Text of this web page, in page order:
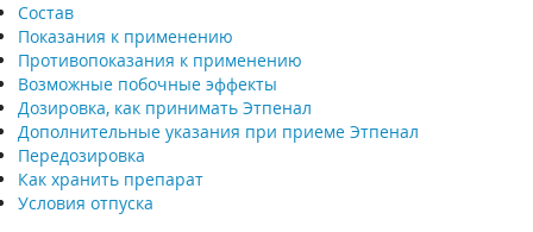
Состав
Показания к применению
Противопоказания к применению
Возможные побочные эффекты
Дозировка, как принимать Этпенал
Дополнительные указания при приеме Этпенал
Передозировка
Как хранить препарат
Условия отпуска